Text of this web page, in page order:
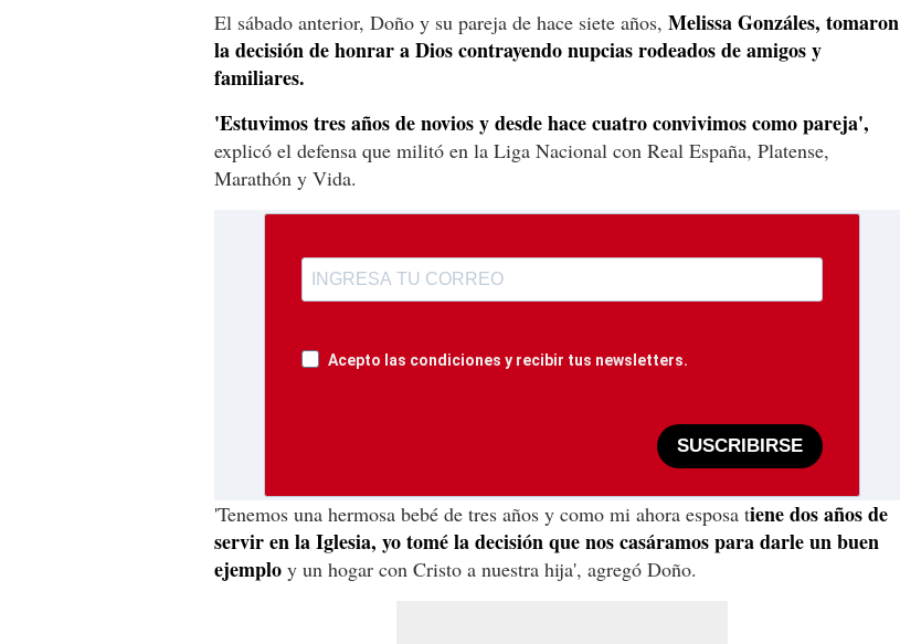
El sábado anterior, Doño y su pareja de hace siete años, Melissa Gonzáles, tomaron
la decisión de honrar a Dios contrayendo nupcias rodeados de amigos y
familiares.
'Estuvimos tres años de novios y desde hace cuatro convivimos como pareja',
explicó el defensa que militó en la Liga Nacional con Real España, Platense,
Marathón y Vida.
Acepto las condiciones y recibir tus newsletters.
SUSCRIBIRSE
'Tenemos una hermosa bebé de tres años y como mi ahora esposa tiene dos años de
servir en la Iglesia, yo tomé la decisión que nos casáramos para darle un buen
ejemplo y un hogar con Cristo a nuestra hija', agregó Doño.